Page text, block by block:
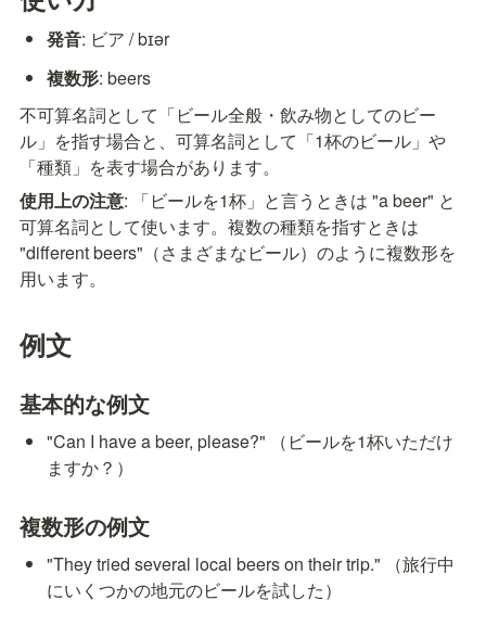
発音: ビア / bɪər
複数形: beers
不可算名詞として「ビール全般・飲み物としてのビー
ル」を指す場合と、可算名詞として「1杯のビール」や
「種類」を表す場合があります。
使用上の注意: 「ビールを1杯」と言うときは "a beer" と
可算名詞として使います。複数の種類を指すときは
"different beers"（さまざまなビール）のように複数形を
用います。
例文
基本的な例文
"Can I have a beer, please?" （ビールを1杯いただけ
ますか？）
複数形の例文
"They tried several local beers on their trip." （旅行中
にいくつかの地元のビールを試した）